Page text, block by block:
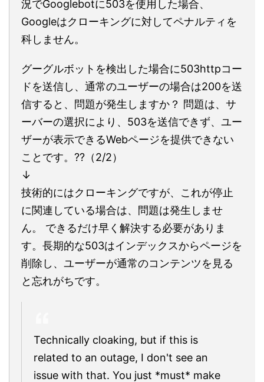
況でGooglebotに503を使用した場合、
Googleはクローキングに対してペナルティを
科しません。
グーグルボットを検出した場合に503httpコー
ドを送信し、通常のユーザーの場合は200を送
信すると、問題が発生しますか？ 問題は、サ
ーバーの選択により、503を送信できず、ユー
ザーが表示できるWebページを提供できない
ことです。??（2/2）
↓
技術的にはクローキングですが、これが停止
に関連している場合は、問題は発生しませ
ん。 できるだけ早く解決する必要がありま
す。長期的な503はインデックスからページを
削除し、ユーザーが通常のコンテンツを見る
と忘れがちです。
Technically cloaking, but if this is
related to an outage, I don't see an
issue with that. You just *must* make